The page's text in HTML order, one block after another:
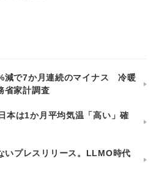
減で7か月連続のマイナス 冷暖
家計調査
は1か月平均気温「高い」確
いプレスリリース。LLMO時代